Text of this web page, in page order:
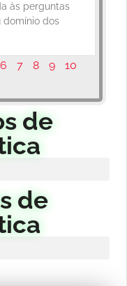
às perguntas
domínio dos
6 7 8 9
10
de
de